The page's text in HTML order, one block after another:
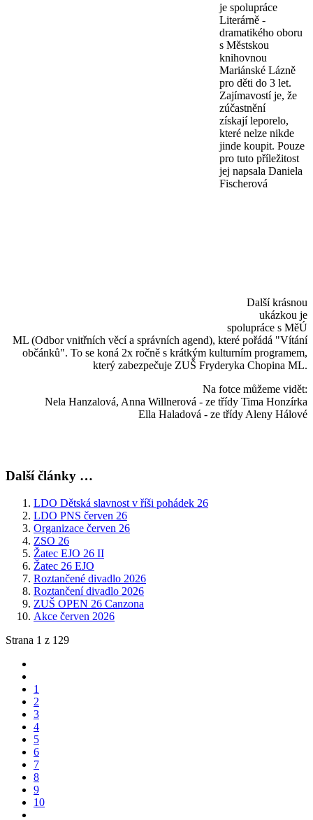
je spolupráce
Literárně -
dramatikého oboru
s Městskou
knihovnou
Mariánské Lázně
pro děti do 3 let.
Zajímavostí je, že
zúčastnění
získají leporelo,
které nelze nikde
jinde koupit. Pouze
pro tuto příležitost
jej napsala Daniela
Fischerová
Další krásnou
ukázkou je
spolupráce s MěÚ
ML (Odbor vnitřních věcí a správních agend), které pořádá "Vítání
občánků". To se koná 2x ročně s krátkým kulturním programem,
který zabezpečuje ZUŠ Fryderyka Chopina ML.
Na fotce můžeme vidět:
Nela Hanzalová, Anna Willnerová - ze třídy Tima Honzírka
Ella Haladová - ze třídy Aleny Hálové
Další články …
LDO Dětská slavnost v říši pohádek 26
LDO PNS červen 26
Organizace červen 26
ZSO 26
Žatec EJO 26 II
Žatec 26 EJO
Roztančené divadlo 2026
Roztančení divadlo 2026
ZUŠ OPEN 26 Canzona
Akce červen 2026
Strana 1 z 129
1
2
3
4
5
6
7
8
9
10